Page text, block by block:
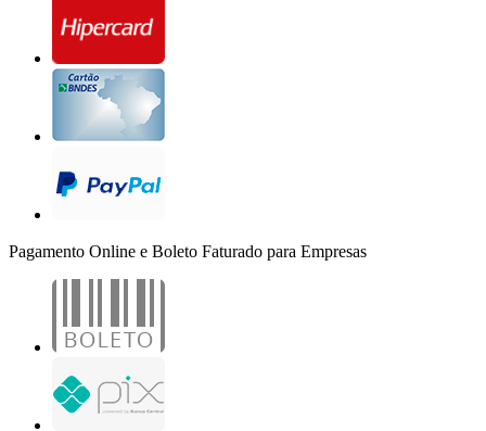
Pagamento Online e Boleto Faturado para Empresas